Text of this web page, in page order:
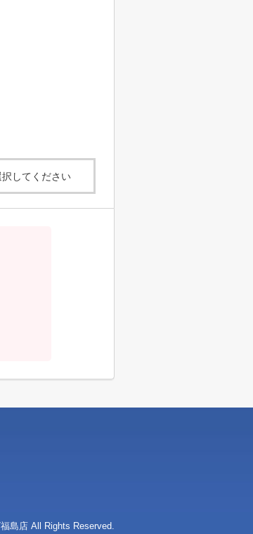
択してください
店 All Rights Reserved.